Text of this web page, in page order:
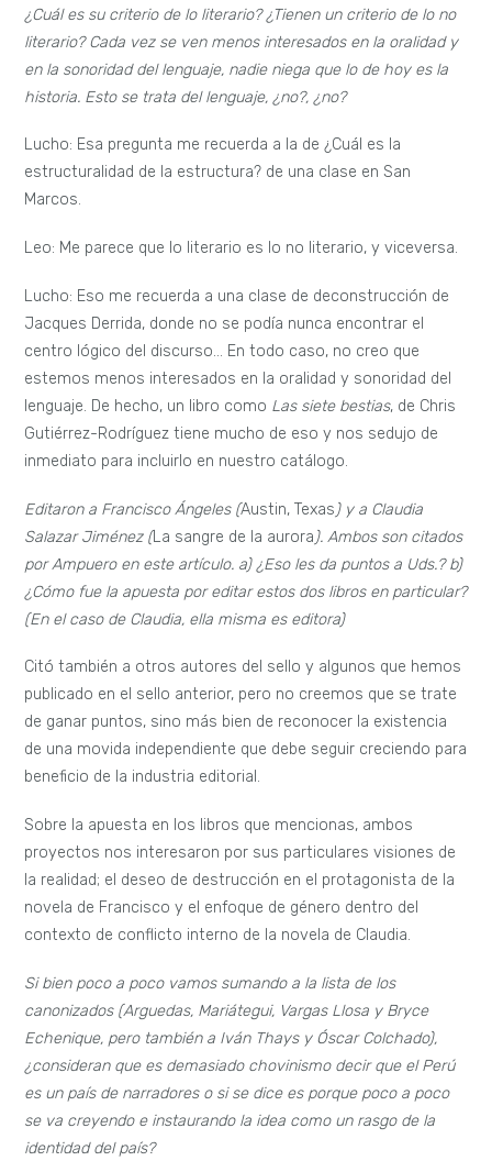
¿Cuál es su criterio de lo literario? ¿Tienen un criterio de lo no
literario? Cada vez se ven menos interesados en la oralidad y
en la sonoridad del lenguaje, nadie niega que lo de hoy es la
historia. Esto se trata del lenguaje, ¿no?, ¿no?
Lucho: Esa pregunta me recuerda a la de ¿Cuál es la
estructuralidad de la estructura? de una clase en San
Marcos.
Leo: Me parece que lo literario es lo no literario, y viceversa.
Lucho: Eso me recuerda a una clase de deconstrucción de
Jacques Derrida, donde no se podía nunca encontrar el
centro lógico del discurso… En todo caso, no creo que
estemos menos interesados en la oralidad y sonoridad del
lenguaje. De hecho, un libro como Las siete bestias, de Chris
Gutiérrez-Rodríguez tiene mucho de eso y nos sedujo de
inmediato para incluirlo en nuestro catálogo.
Editaron a Francisco Ángeles (Austin, Texas) y a Claudia
Salazar Jiménez (La sangre de la aurora). Ambos son citados
por Ampuero en este artículo. a) ¿Eso les da puntos a Uds.? b)
¿Cómo fue la apuesta por editar estos dos libros en particular?
(En el caso de Claudia, ella misma es editora)
Citó también a otros autores del sello y algunos que hemos
publicado en el sello anterior, pero no creemos que se trate
de ganar puntos, sino más bien de reconocer la existencia
de una movida independiente que debe seguir creciendo para
beneficio de la industria editorial.
Sobre la apuesta en los libros que mencionas, ambos
proyectos nos interesaron por sus particulares visiones de
la realidad; el deseo de destrucción en el protagonista de la
novela de Francisco y el enfoque de género dentro del
contexto de conflicto interno de la novela de Claudia.
Si bien poco a poco vamos sumando a la lista de los
canonizados (Arguedas, Mariátegui, Vargas Llosa y Bryce
Echenique, pero también a Iván Thays y Óscar Colchado),
¿consideran que es demasiado chovinismo decir que el Perú
es un país de narradores o si se dice es porque poco a poco
se va creyendo e instaurando la idea como un rasgo de la
identidad del país?